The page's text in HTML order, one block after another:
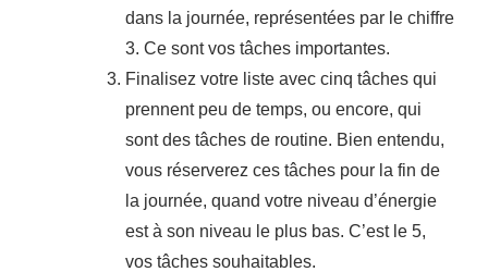
dans la journée, représentées par le chiffre
3. Ce sont vos tâches importantes.
Finalisez votre liste avec cinq tâches qui
prennent peu de temps, ou encore, qui
sont des tâches de routine. Bien entendu,
vous réserverez ces tâches pour la fin de
la journée, quand votre niveau d’énergie
est à son niveau le plus bas. C’est le 5,
vos tâches souhaitables.